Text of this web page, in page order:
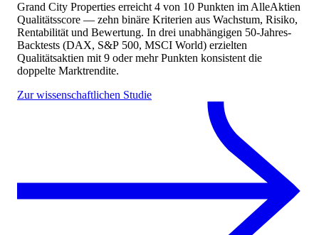
Grand City Properties erreicht 4 von 10 Punkten im AlleAktien
Qualitätsscore — zehn binäre Kriterien aus Wachstum, Risiko,
Rentabilität und Bewertung. In drei unabhängigen 50-Jahres-
Backtests (DAX, S&P 500, MSCI World) erzielten
Qualitätsaktien mit 9 oder mehr Punkten konsistent die
doppelte Marktrendite.
Zur wissenschaftlichen Studie